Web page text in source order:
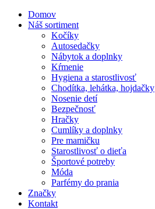
Domov
Náš sortiment
Kočíky
Autosedačky
Nábytok a doplnky
Kŕmenie
Hygiena a starostlivosť
Chodítka, lehátka, hojdačky
Nosenie detí
Bezpečnosť
Hračky
Cumlíky a doplnky
Pre mamičku
Starostlivosť o dieťa
Športové potreby
Móda
Parfémy do prania
Značky
Kontakt